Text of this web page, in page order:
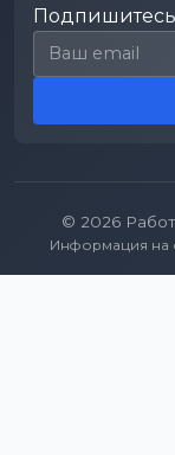
Email для
© 2026
Информация на